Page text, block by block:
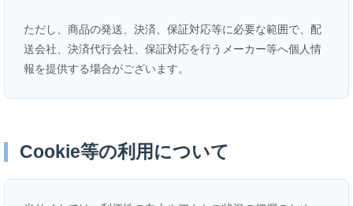
ただし、商品の発送、決済、保証対応等に必要な範囲で、配
送会社、決済代行会社、保証対応を行うメーカー等へ個人情
報を提供する場合がございます。
Cookie等の利用について